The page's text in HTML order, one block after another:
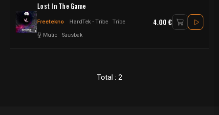
Lost In The Game
Freetekno HardTek - Tribe Tribe
Mutic - Sausbak
4.00 €
Total : 2